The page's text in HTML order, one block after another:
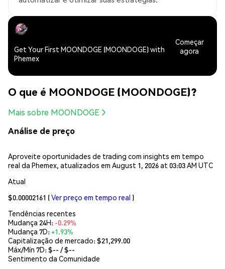
Get Your First MOONDOGE (MOONDOGE) with
Phemex
Começar
agora
O que é MOONDOGE (MOONDOGE)?
Mais sobre MOONDOGE
Análise de preço
Aproveite oportunidades de trading com insights em tempo
real da Phemex, atualizados em August 1, 2026 at 03:03 AM UTC
Atual
$0.00002161 (Ver preço em tempo real )
Tendências recentes
Mudança 24H: -0.29%
Mudança 7D:+1.93%
Capitalização de mercado:$21,299.00
Máx/Mín 7D: $-- / $--
Sentimento da Comunidade